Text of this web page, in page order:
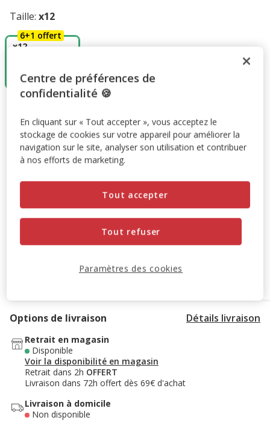
Taille: x12
x12
6+1 offert
(6.99€ / kg)
Promotion disponible
6+1 offert SUPER LOTS : 6 achetés = le 7ème offert à
l'ajout de 7 produits au panier.Offre valable sur une
sélection de produits.Retrouvez la sélection.
8.39€ (6.99€ / kg)
Retrait en magasin
Options de livraison Détails livraison
Retrait en magasin
Disponible
Voir la disponibilité en magasin
Retrait dans 2h OFFERT
Livraison dans 72h offert dès 69€ d'achat
Livraison à domicile
Non disponible
Centre de préférences de
confidentialité 🍪
En cliquant sur « Tout accepter », vous acceptez le
stockage de cookies sur votre appareil pour améliorer la
navigation sur le site, analyser son utilisation et contribuer
à nos efforts de marketing.
Tout refuser
Tout accepter
Paramètres des cookies